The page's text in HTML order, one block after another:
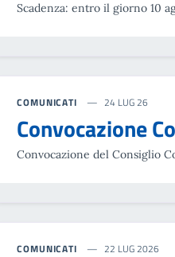
Scadenza: entro il giorno 10
COMUNICATI 24 LUG 26
Convocazione
Convocazione del Consiglio
COMUNICATI 22 LUG 2026